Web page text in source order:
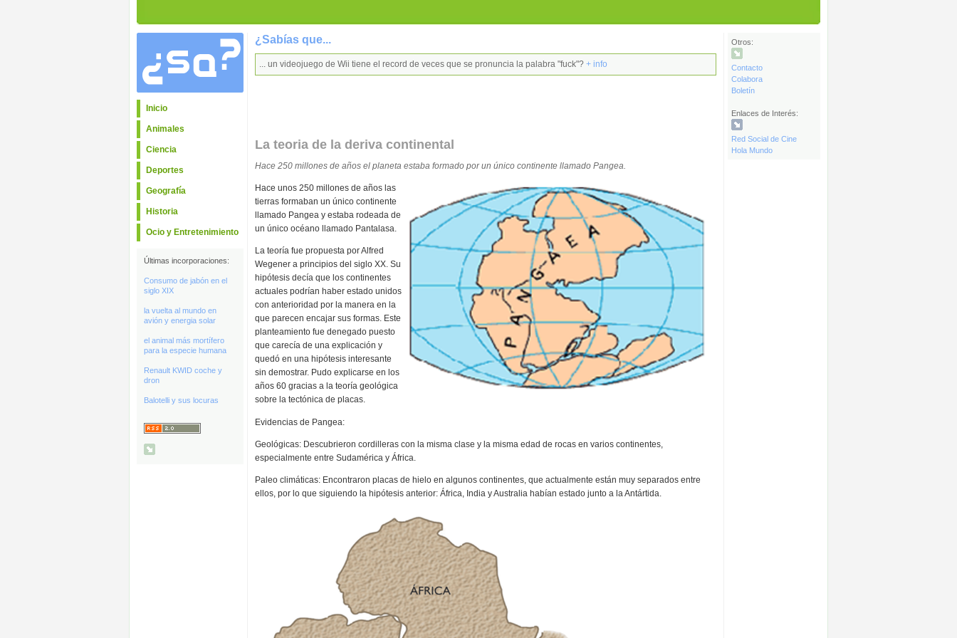
Otros:
Contacto
Colabora
Boletín
Enlaces de Interés:
Red Social de Cine
Hola Mundo
Inicio
Animales
Ciencia
Deportes
Geografía
Historia
Ocio y Entretenimiento
Últimas incorporaciones:
Consumo de jabón en el
siglo XIX
la vuelta al mundo en
avión y energia solar
el animal más mortífero
para la especie humana
Renault KWID coche y
dron
Balotelli y sus locuras
¿Sabías que...
... un videojuego de Wii tiene el record de veces que se pronuncia la palabra "fuck"? + info
La teoria de la deriva continental
Hace 250 millones de años el planeta estaba formado por un único continente llamado Pangea.
Hace unos 250 millones de años las
tierras formaban un único continente
llamado Pangea y estaba rodeada de
un único océano llamado Pantalasa.
La teoría fue propuesta por Alfred
Wegener a principios del siglo XX. Su
hipótesis decía que los continentes
actuales podrían haber estado unidos
con anterioridad por la manera en la
que parecen encajar sus formas. Este
planteamiento fue denegado puesto
que carecía de una explicación y
quedó en una hipótesis interesante
sin demostrar. Pudo explicarse en los
años 60 gracias a la teoría geológica
sobre la tectónica de placas.
Evidencias de Pangea:
Geológicas: Descubrieron cordilleras con la misma clase y la misma edad de rocas en varios continentes,
especialmente entre Sudamérica y África.
Paleo climáticas: Encontraron placas de hielo en algunos continentes, que actualmente están muy separados entre
ellos, por lo que siguiendo la hipótesis anterior: África, India y Australia habían estado junto a la Antártida.